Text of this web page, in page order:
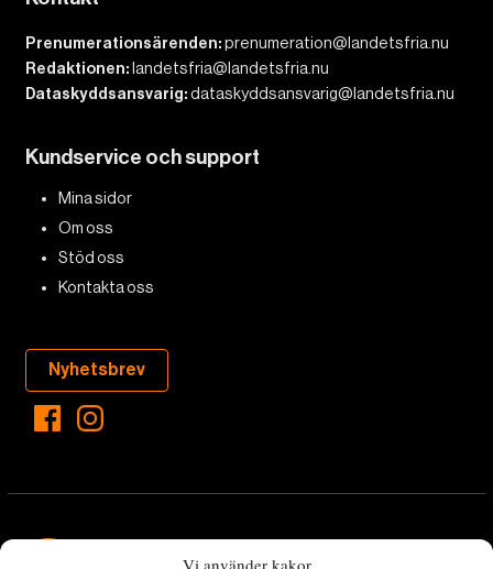
Vi använder kakor
Prenumerationsärenden:prenumeration@landetsfria.nu
Redaktionen: landetsfria@landetsfria.nu
Dataskyddsansvarig:dataskyddsansvarig@landetsfria.nu
Kundservice och support
Mina sidor
Om oss
Stöd oss
Kontakta oss
Nyhetsbrev